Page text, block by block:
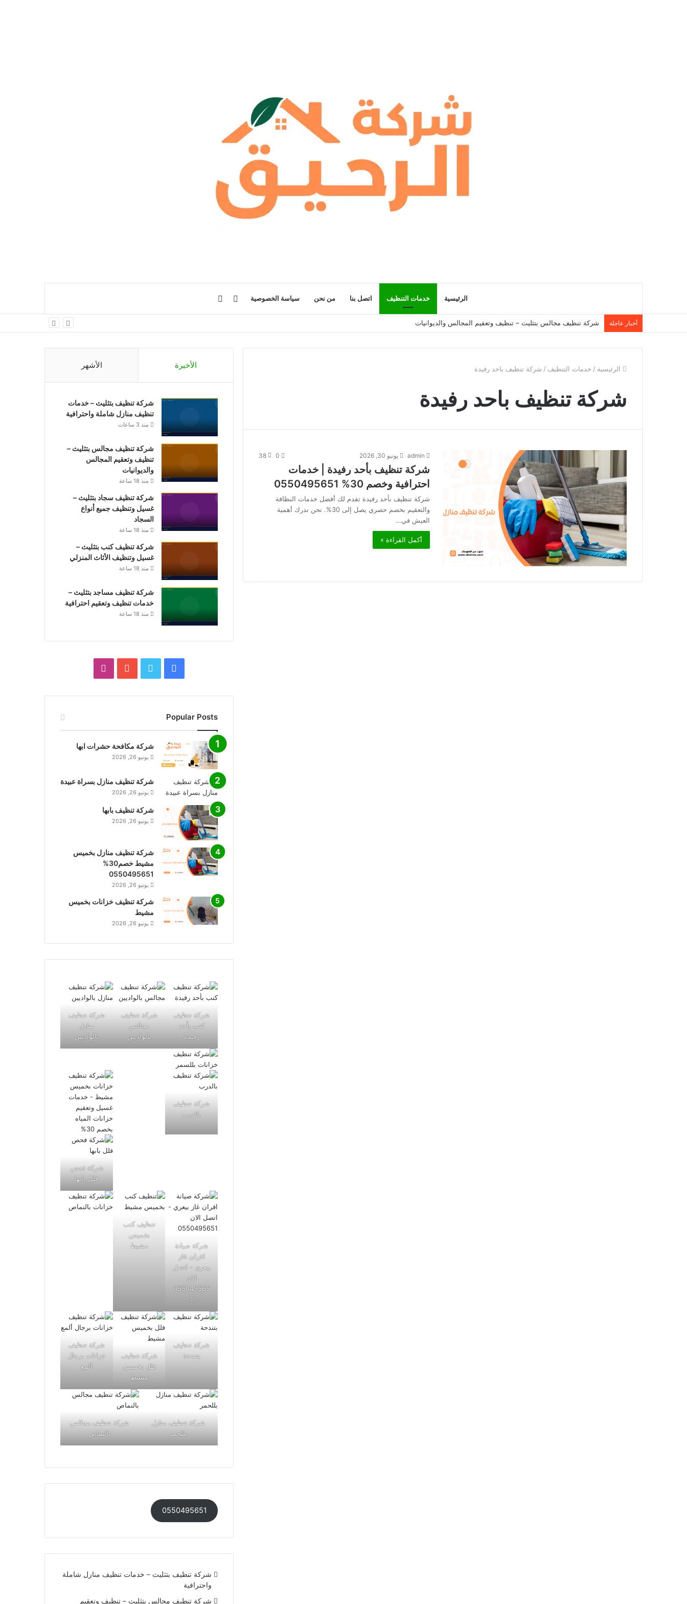
الرئيسية خدمات التنظيف اتصل بنا من نحن سياسة الخصوصية إضافة
أخبار عاجلة شركة تنظيف مجالس بتثليث – تنظيف وتعقيم المجالس والديوانيات
الرئيسية / خدمات التنظيف / شركة تنظيف باحد رفيدة
شركة تنظيف باحد رفيدة
admin يونيو 30, 2026 0
38
شركة تنظيف بأحد رفيدة | خدمات
احترافية وخصم 30% 0550495651
شركة تنظيف بأحد رفيدة تقدم لك أفضل خدمات النظافة
والتعقيم بخصم حصري يصل إلى 30%. نحن ندرك أهمية
العيش في…
أكمل القراءة »
الأخيرة الأشهر
شركة تنظيف بتثليث – خدمات
تنظيف منازل شاملة واحترافية
منذ 3 ساعات
شركة تنظيف مجالس بتثليث –
تنظيف وتعقيم المجالس
والديوانيات
منذ 18 ساعة
شركة تنظيف سجاد بتثليث –
غسيل وتنظيف جميع أنواع
السجاد
منذ 18 ساعة
شركة تنظيف كنب بتثليث –
غسيل وتنظيف الأثاث المنزلي
منذ 18 ساعة
شركة تنظيف مساجد بتثليث –
خدمات تنظيف وتعقيم احترافية
منذ 18 ساعة
فيسبوكتويتر يوتيوبانستقرام
Popular Posts
شركة مكافحة حشرات ابها
يونيو 26, 2026
شركة تنظيف منازل بسراة عبيدة
يونيو 26, 2026
شركة تنظيف بابها
يونيو 26, 2026
شركة تنظيف منازل بخميس
مشيط خصم30%
0550495651
يونيو 26, 2026
شركة تنظيف خزانات بخميس
مشيط
يونيو 26, 2026
شركة تنظيف
كنب بأحد
رفيدة
شركة تنظيف
مجالس
بالواديين
شركة تنظيف
منازل
بالواديين
شركة تنظيف
بالدرب
شركة فحص
فلل بابها
شركة صيانة
افران غاز
بيعري - اتصل
الان
055049565
1
تنظيف كنب
بخميس
مشيط
شركة تنظيف
بتندحة
شركة تنظيف
فلل بخميس
مشيط
شركة تنظيف
خزانات برجال
ألمع
شركة تنظيف منازل
بللحمر
شركة تنظيف مجالس
بالنماص
0550495651
شركة تنظيف بتثليث – خدمات تنظيف منازل شاملة
واحترافية
شركة تنظيف مجالس بتثليث – تنظيف وتعقيم